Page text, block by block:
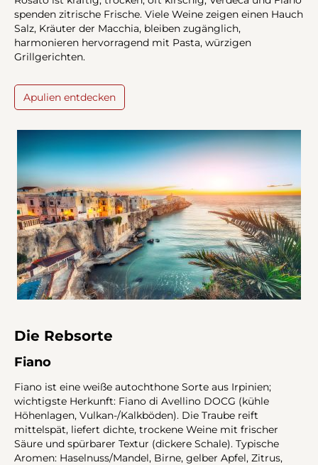
spenden zitrische Frische. Viele Weine zeigen einen Hauch
Salz, Kräuter der Macchia, bleiben zugänglich,
harmonieren hervorragend mit Pasta, würzigen
Grillgerichten.
Apulien entdecken
Die Rebsorte
Fiano
Fiano ist eine weiße autochthone Sorte aus Irpinien;
wichtigste Herkunft: Fiano di Avellino DOCG (kühle
Höhenlagen, Vulkan-/Kalkböden). Die Traube reift
mittelspät, liefert dichte, trockene Weine mit frischer
Säure und spürbarer Textur (dickere Schale). Typische
Aromen: Haselnuss/Mandel, Birne, gelber Apfel, Zitrus,